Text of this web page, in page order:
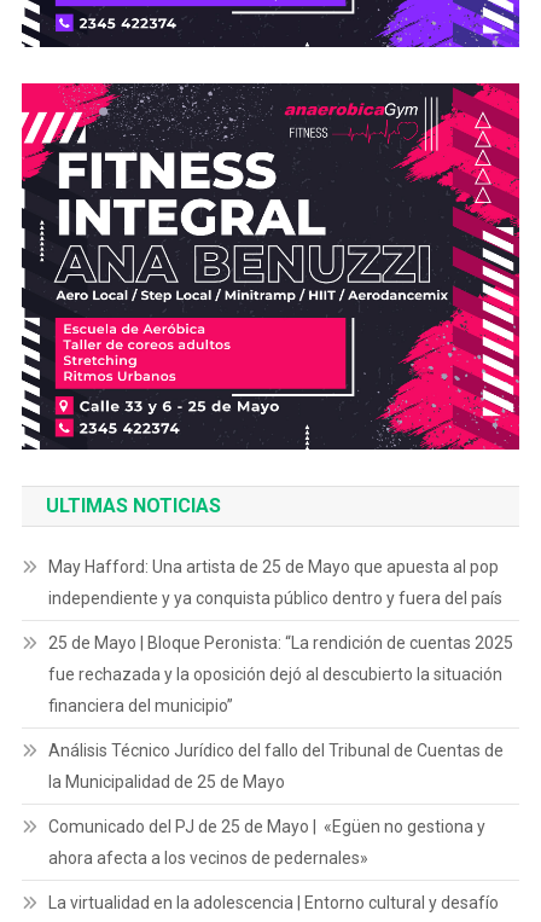
ULTIMAS NOTICIAS
May Hafford: Una artista de 25 de Mayo que apuesta al pop
independiente y ya conquista público dentro y fuera del país
25 de Mayo | Bloque Peronista: “La rendición de cuentas 2025
fue rechazada y la oposición dejó al descubierto la situación
financiera del municipio”
Análisis Técnico Jurídico del fallo del Tribunal de Cuentas de
la Municipalidad de 25 de Mayo
Comunicado del PJ de 25 de Mayo | «Egüen no gestiona y
ahora afecta a los vecinos de pedernales»
La virtualidad en la adolescencia | Entorno cultural y desafío